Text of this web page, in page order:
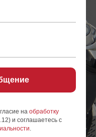
на обработку
и соглашаетесь c